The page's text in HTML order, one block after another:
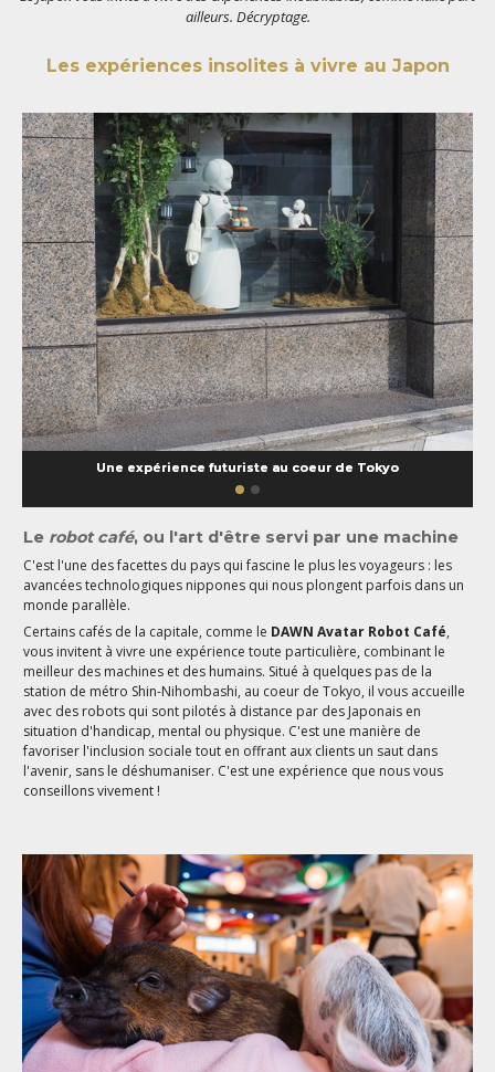
ailleurs. Décryptage.
Les expériences insolites à vivre au Japon
Une expérience futuriste au coeur de Tokyo
Le robot café, ou l'art d'être servi par une machine
C'est l'une des facettes du pays qui fascine le plus les voyageurs : les
avancées technologiques nippones qui nous plongent parfois dans un
monde parallèle.
Certains cafés de la capitale, comme le DAWN Avatar Robot Café,
vous invitent à vivre une expérience toute particulière, combinant le
meilleur des machines et des humains. Situé à quelques pas de la
station de métro Shin-Nihombashi, au coeur de Tokyo, il vous accueille
avec des robots qui sont pilotés à distance par des Japonais en
situation d'handicap, mental ou physique. C'est une manière de
favoriser l'inclusion sociale tout en offrant aux clients un saut dans
l'avenir, sans le déshumaniser. C'est une expérience que nous vous
conseillons vivement !